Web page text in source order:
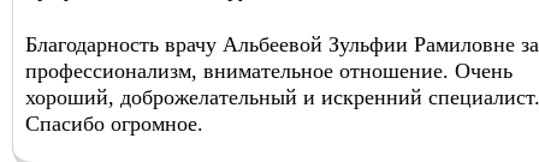
Благодарность врачу Альбеевой Зульфии Рамиловне за
профессионализм, внимательное отношение. Очень
хороший, доброжелательный и искренний специалист.
Спасибо огромное.